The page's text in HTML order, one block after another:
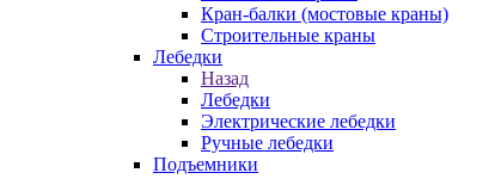
Кран-балки (мостовые краны)
Строительные краны
Лебедки
Назад
Лебедки
Электрические лебедки
Ручные лебедки
Подъемники